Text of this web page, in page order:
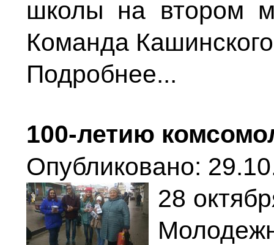
школы на втором
Команда
Подробнее...
100-летию
Опубликовано:
28